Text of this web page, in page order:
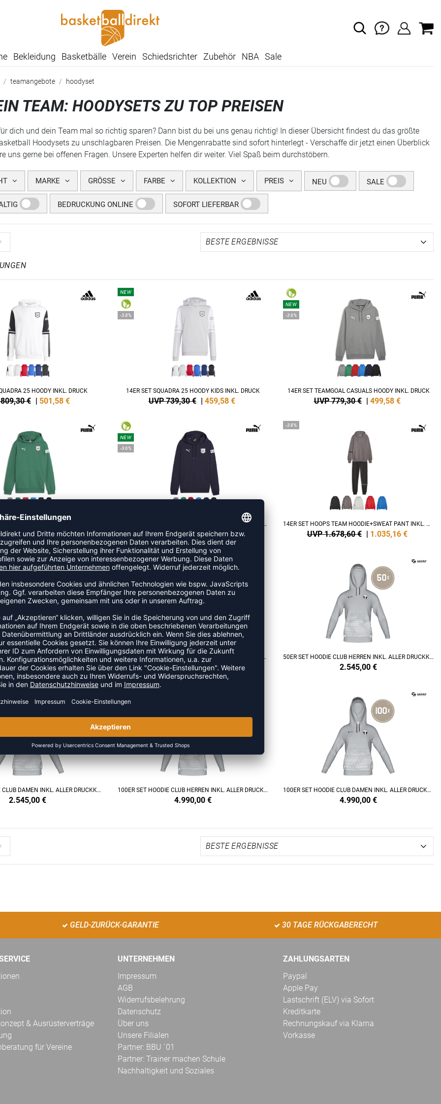
Bekleidung Basketbälle Verein Schiedsrichter Zubehör NBA Sale
teamangebote hoodyset
TEAM: HOODYSETS ZU TOP PREISEN
dich und dein Team mal so richtig sparen? Dann bist du bei uns genau richtig! In dieser Übersicht findest du das größte
Hoodysets zu unschlagbaren Preisen. Die Mengenrabatte sind sofort hinterlegt - Verschaffe dir jetzt einen Überblick
uns gerne bei offenen Fragen. Unsere Experten helfen dir weiter. Viel Spaß beim durchstöbern.
MARKE GRÖSSE FARBE KOLLEKTION PREIS NEU SALE
BEDRUCKUNG ONLINE SOFORT LIEFERBAR
25 HOODY INKL. DRUCK
€ | 501,58 €
NEW
-38%
14ER SET SQUADRA 25 HOODY KIDS INKL. DRUCK
UVP 739,30 € | 459,58 €
NEW
-36%
14ER SET TEAMGOAL CASUALS HOODY INKL. DRUCK
UVP 779,30 € | 499,58 €
€ |457,58 €
NEW
-36%
14ER SET TEAMGOAL CASUALS HOODY DAMEN INKL. DRUCK
UVP 779,30 € |499,58 €
-38%
14ER SET HOOPS TEAM HOODIE+SWEAT PANT INKL. DRUCK
UVP 1.678,60 € | 1.035,16 €
10ER SET HOODIE CLUB HERREN INKL. ALLER DRUCKKOSTEN
548,90 €
10ER SET HOODIE CLUB DAMEN INKL. ALLER DRUCKKOSTEN
548,90 €
50ER SET HOODIE CLUB HERREN INKL. ALLER DRUCKKOSTEN
2.545,00 €
50ER SET HOODIE CLUB DAMEN INKL. ALLER DRUCKKOSTEN
2.545,00 €
100ER SET HOODIE CLUB HERREN INKL. ALLER DRUCKKOSTEN
4.990,00 €
100ER SET HOODIE CLUB DAMEN INKL. ALLER DRUCKKOSTEN
4.990,00 €
GELD-ZURÜCK-GARANTIE 30 TAGE RÜCKGABERECHT
& Ausrüsterverträge
für Vereine
UNTERNEHMEN
Impressum
AGB
Widerrufsbelehrung
Datenschutz
Über uns
Unsere Filialen
Partner: BBU ´01
Partner: Trainer machen Schule
Nachhaltigkeit und Soziales
ZAHLUNGSARTEN
Paypal
Apple Pay
Lastschrift (ELV) via Sofort
Kreditkarte
Rechnungskauf via Klarna
Vorkasse